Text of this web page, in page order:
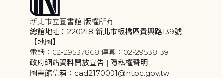
新北市立圖書館 版權所有
總館地址：220218 新北市板橋區貴興路139號
【地圖】
電話：02-29537868 傳真：02-29538139
政府網站資料開放宣告 | 隱私權聲明
圖書館信箱：cad2170001@ntpc.gov.tw